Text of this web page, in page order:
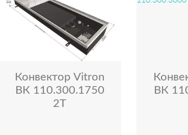
Конвектор Vitron
ВК 110.300.1750
2Т
ВК